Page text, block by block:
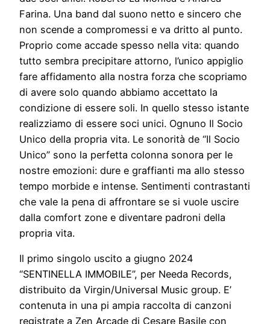
Farina. Una band dal suono netto e sincero che
non scende a compromessi e va dritto al punto.
Proprio come accade spesso nella vita: quando
tutto sembra precipitare attorno, l’unico appiglio
fare affidamento alla nostra forza che scopriamo
di avere solo quando abbiamo accettato la
condizione di essere soli. In quello stesso istante
realizziamo di essere soci unici. Ognuno Il Socio
Unico della propria vita. Le sonorità de “Il Socio
Unico” sono la perfetta colonna sonora per le
nostre emozioni: dure e graffianti ma allo stesso
tempo morbide e intense. Sentimenti contrastanti
che vale la pena di affrontare se si vuole uscire
dalla comfort zone e diventare padroni della
propria vita.
Il primo singolo uscito a giugno 2024
“SENTINELLA IMMOBILE”, per Needa Records,
distribuito da Virgin/Universal Music group. E’
contenuta in una pi ampia raccolta di canzoni
registrate a Zen Arcade di Cesare Basile con